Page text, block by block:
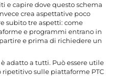
del servizio e nella
e in un ambiente di
questioni legali senza
e capire dove questo schema
crea aspettative poco
subito tre aspetti: come
e programmi entrano in
e prima di richiedere un
adatto a tutti. Può essere utile
sulle piattaforme PTC